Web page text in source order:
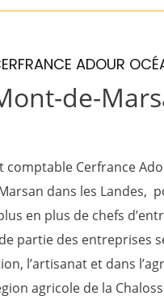
ADOUR
de-
comptable Cerfrance
dans les Landes,
en plus de chefs
partie des entreprises
l’artisanat et dans
agricole de la